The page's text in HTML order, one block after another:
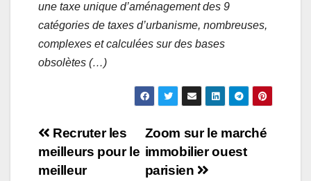
une taxe unique d’aménagement des 9
catégories de taxes d’urbanisme, nombreuses,
complexes et calculées sur des bases
obsolètes (…)
Navigation
de
Zoom sur le marché
immobilier ouest
parisien
Recruter les
meilleurs pour le
meilleur